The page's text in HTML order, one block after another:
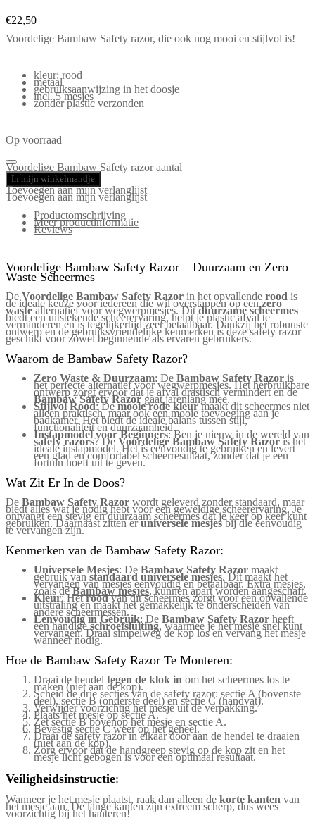
€22,50
Voordelige Bambaw Safety razor, die ook nog mooi en stijlvol is!
kleur: rood
metaal
gebruiksaanwijzing in het doosje
incl. 5 mesjes
zonder plastic verzonden
Op voorraad
Voordelige Bambaw Safety razor aantal
In mijn winkelmandje
Toevoegen aan mijn verlanglijst
Toevoegen aan mijn verlanglijst
Productomschrijving
Meer productinformatie
Reviews
Voordelige Bambaw Safety Razor – Duurzaam en Zero
Waste Scheermes
De Voordelige Bambaw Safety Razor in het opvallende rood is
de ideale keuze voor iedereen die wil overstappen op eenzero
wastealternatief voor wegwerpmesjes. Ditduurzame scheermes
biedt een uitstekende scheerervaring, helpt je plastic afval te
verminderen en is tegelijkertijd zeer betaalbaar. Dankzij het robuuste
ontwerp en de gebruiksvriendelijke kenmerken is deze safety razor
geschikt voor zowel beginnende als ervaren gebruikers.
Waarom de Bambaw Safety Razor?
Zero Waste & Duurzaam: De Bambaw Safety Razor is
het perfecte alternatief voor wegwerpmesjes. Het herbruikbare
ontwerp zorgt ervoor dat je afval drastisch vermindert en de
Bambaw Safety Razorgaat jarenlang mee.
Stijlvol Rood: Demooie rode kleurmaakt dit scheermes niet
alleen praktisch, maar ook een mooie toevoeging aan je
badkamer. Het biedt de ideale balans tussen stijl,
functionaliteit en duurzaamheid.
Instapmodel voor Beginners: Ben je nieuw in de wereld van
safety razors? DeVoordelige Bambaw Safety Razoris het
ideale instapmodel. Het is eenvoudig te gebruiken en levert
een glad en comfortabel scheerresultaat, zonder dat je een
fortuin hoeft uit te geven.
Wat Zit Er In de Doos?
De Bambaw Safety Razor wordt geleverd zonder standaard, maar
biedt alles wat je nodig hebt voor een geweldige scheerervaring. Je
ontvangt een stevig en duurzaam scheermes dat je keer op keer kunt
gebruiken. Daarnaast zitten eruniversele mesjesbij die eenvoudig
te vervangen zijn.
Kenmerken van de Bambaw Safety Razor:
Universele Mesjes: De Bambaw Safety Razor maakt
gebruik vanstandaard universele mesjes. Dit maakt het
vervangen van mesjes eenvoudig en betaalbaar. Extra mesjes,
zoals deBambaw mesjes,kunnen apart worden aangeschaft.
Kleur: Hetroodvan dit scheermes zorgt voor een opvallende
uitstraling en maakt het gemakkelijk te onderscheiden van
andere scheermessen.
Eenvoudig in Gebruik: De Bambaw Safety Razor heeft
een handigeschroefsluiting, waarmee je het mesje snel kunt
vervangen. Draai simpelweg de kop los en vervang het mesje
wanneer nodig.
Hoe de Bambaw Safety Razor Te Monteren:
Draai de hendel tegen de klok in om het scheermes los te
maken (niet aan de kop).
Scheid de drie secties van de safety razor: sectie A (bovenste
deel), sectie B (onderste deel) en sectie C (handvat).
Verwijder voorzichtig het mesje uit de verpakking.
Plaats het mesje op sectie A.
Zet sectie B bovenop het mesje en sectie A.
Bevestig sectie C weer op het geheel.
Draai de safety razor in elkaar door aan de hendel te draaien
(niet aan de kop).
Zorg ervoor dat de handgreep stevig op de kop zit en het
mesje licht gebogen is voor een optimaal resultaat.
Veiligheidsinstructie:
Wanneer je het mesje plaatst, raak dan alleen de korte kanten van
het mesje aan. De lange kanten zijn extreem scherp, dus wees
voorzichtig bij het hanteren!